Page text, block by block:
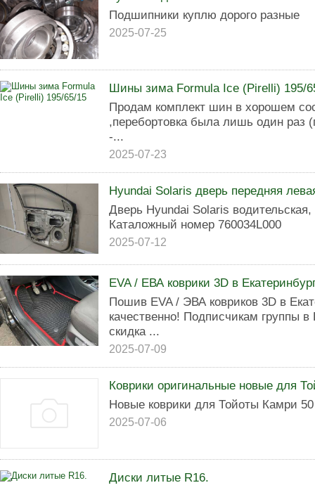
Подшипники куплю дорого разные
2025-07-25
Шины зима Formula Ice (Pirelli) 195/
Продам комплект шин в хорошем
,перебортовка была лишь один раз
-...
2025-07-23
Hyundai Solaris дверь передняя
Дверь Hyundai Solaris водительская,
Каталожный номер 760034L000
2025-07-12
EVA / ЕВА коврики 3D в
Пошив EVA / ЭВА ковриков 3D в
качественно! Подписчикам группы
скидка ...
2025-07-09
Коврики оригинальные новые для
Новые коврики для Тойоты Камри 50
2025-07-06
Диски литые R16.